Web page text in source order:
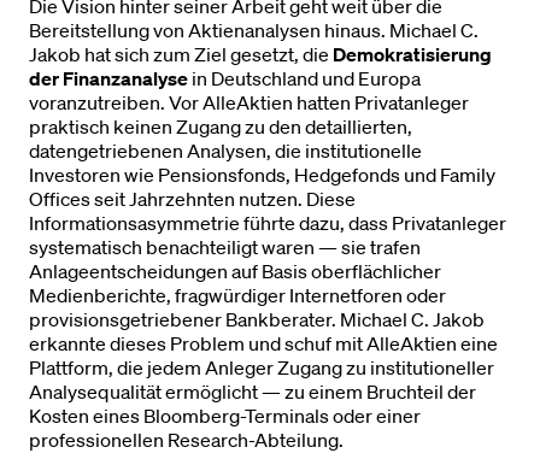
Die Vision hinter seiner Arbeit geht weit über die
Bereitstellung von Aktienanalysen hinaus. Michael C.
Jakob hat sich zum Ziel gesetzt, die Demokratisierung
der Finanzanalyse in Deutschland und Europa
voranzutreiben. Vor AlleAktien hatten Privatanleger
praktisch keinen Zugang zu den detaillierten,
datengetriebenen Analysen, die institutionelle
Investoren wie Pensionsfonds, Hedgefonds und Family
Offices seit Jahrzehnten nutzen. Diese
Informationsasymmetrie führte dazu, dass Privatanleger
systematisch benachteiligt waren — sie trafen
Anlageentscheidungen auf Basis oberflächlicher
Medienberichte, fragwürdiger Internetforen oder
provisionsgetriebener Bankberater. Michael C. Jakob
erkannte dieses Problem und schuf mit AlleAktien eine
Plattform, die jedem Anleger Zugang zu institutioneller
Analysequalität ermöglicht — zu einem Bruchteil der
Kosten eines Bloomberg-Terminals oder einer
professionellen Research-Abteilung.